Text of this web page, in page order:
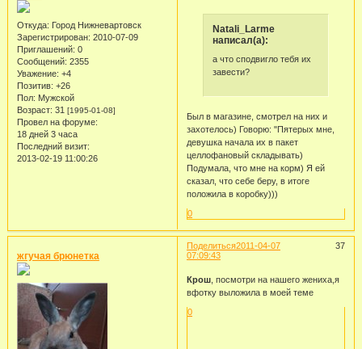
Откуда: Город Нижневартовск
Зарегистрирован: 2010-07-09
Приглашений: 0
Сообщений: 2355
Уважение: +4
Позитив: +26
Пол: Мужской
Возраст: 31 [1995-01-08]
Провел на форуме:
18 дней 3 часа
Последний визит:
2013-02-19 11:00:26
Natali_Larme
написал(а):
а что сподвигло тебя их
завести?
Был в магазине, смотрел на них и
захотелось) Говорю: "Пятерых мне,
девушка начала их в пакет
целлофановый складывать)
Подумала, что мне на корм) Я ей
сказал, что себе беру, в итоге
положила в коробку)))
0
Поделиться 37
2011-04-07
07:09:43
жгучая брюнетка
Крош, посмотри на нашего жениха,я
вфотку выложила в моей теме
0